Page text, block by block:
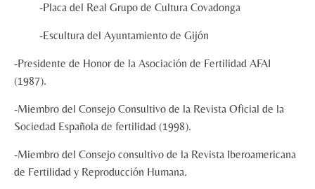
-Placa del Real Grupo de Cultura Covadonga
-Escultura del Ayuntamiento de Gijón
-Presidente de Honor de la Asociación de Fertilidad AFAI
(1987).
-Miembro del Consejo Consultivo de la Revista Oficial de la
Sociedad Española de fertilidad (1998).
-Miembro del Consejo consultivo de la Revista Iberoamericana
de Fertilidad y Reproducción Humana.